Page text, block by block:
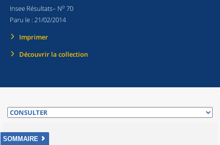
Insee Résultats– No 70
Paru le : 21/02/2014
Imprimer
Découvrir la collection
SOMMAIRE